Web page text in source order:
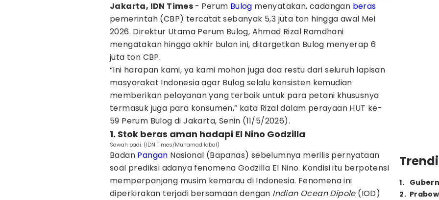
Jakarta, IDN Times - Perum Bulog menyatakan, cadangan beras
pemerintah (CBP) tercatat sebanyak 5,3 juta ton hingga awal Mei
2026. Direktur Utama Perum Bulog, Ahmad Rizal Ramdhani
mengatakan hingga akhir bulan ini, ditargetkan Bulog menyerap 6
juta ton CBP.
“Ini harapan kami, ya kami mohon juga doa restu dari seluruh lapisan
masyarakat Indonesia agar Bulog selalu konsisten kemudian
memberikan pelayanan yang terbaik untuk para petani khususnya
termasuk juga para konsumen,” kata Rizal dalam perayaan HUT ke-
59 Perum Bulog di Jakarta, Senin (11/5/2026).
1. Stok beras aman hadapi El Nino Godzilla
Sawah padi. (IDN Times/Muhamad Iqbal)
Badan Pangan Nasional (Bapanas) sebelumnya merilis pernyataan
soal prediksi adanya fenomena Godzilla El Nino. Kondisi itu berpotensi
memperpanjang musim kemarau di Indonesia. Fenomena ini
diperkirakan terjadi bersamaan dengan Indian Ocean Dipole(IOD)
1.
2.